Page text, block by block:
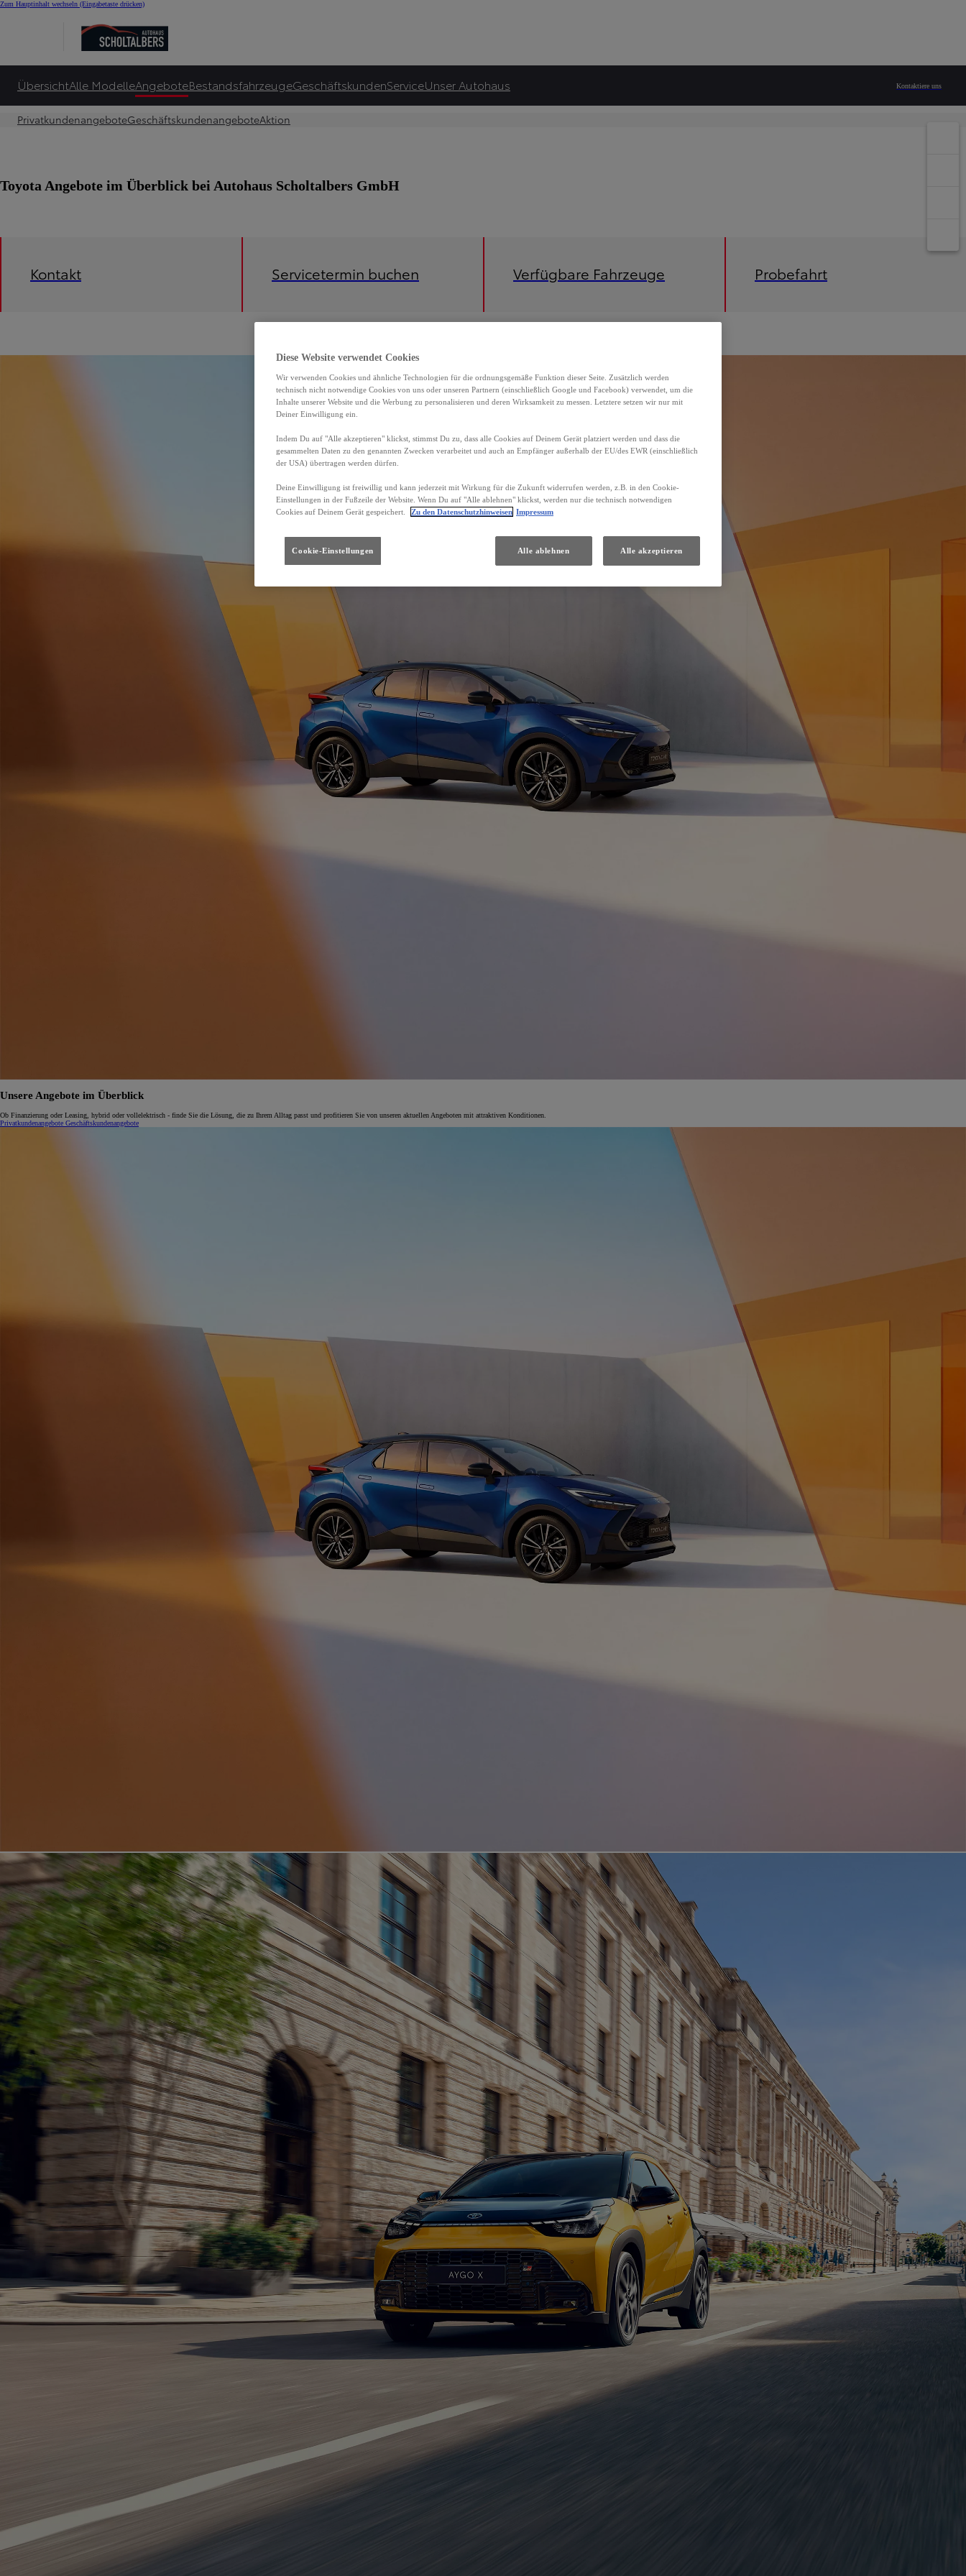
Zum Hauptinhalt wechseln (Eingabetaste drücken)
ÜbersichtAlle ModelleAngeboteBestandsfahrzeugeGeschäftskundenServiceUnser Autohaus Kontaktiere uns
PrivatkundenangeboteGeschäftskundenangeboteAktion
Toyota Angebote im Überblick bei Autohaus Scholtalbers GmbH
Kontakt Servicetermin buchen Verfügbare Fahrzeuge Probefahrt
Unsere Angebote im Überblick
Ob Finanzierung oder Leasing, hybrid oder vollelektrisch - finde Sie die Lösung, die zu Ihrem Alltag passt und profitieren Sie von unseren aktuellen Angeboten mit attraktiven Konditionen.
Privatkundenangebote Geschäftskundenangebote
Diese Website verwendet Cookies
Wir verwenden Cookies und ähnliche Technologien für die ordnungsgemäße Funktion dieser Seite. Zusätzlich werden
technisch nicht notwendige Cookies von uns oder unseren Partnern (einschließlich Google und Facebook) verwendet, um die
Inhalte unserer Website und die Werbung zu personalisieren und deren Wirksamkeit zu messen. Letztere setzen wir nur mit
Deiner Einwilligung ein.
Indem Du auf "Alle akzeptieren" klickst, stimmst Du zu, dass alle Cookies auf Deinem Gerät platziert werden und dass die
gesammelten Daten zu den genannten Zwecken verarbeitet und auch an Empfänger außerhalb der EU/des EWR (einschließlich
der USA) übertragen werden dürfen.
Deine Einwilligung ist freiwillig und kann jederzeit mit Wirkung für die Zukunft widerrufen werden, z.B. in den Cookie-
Einstellungen in der Fußzeile der Website. Wenn Du auf "Alle ablehnen" klickst, werden nur die technisch notwendigen
Cookies auf Deinem Gerät gespeichert.
Zu den Datenschutzhinweisen Impressum
Cookie-Einstellungen Alle ablehnen Alle akzeptieren